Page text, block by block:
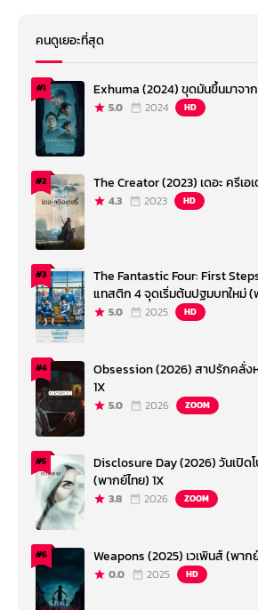
คนดูเยอะที่สุด
#1 Exhuma (2024) ขุดมันขึ้นมาจา
5.0 2024 HD
#2 The Creator (2023) เดอะ ครีเอ
4.3 2023 HD
#3
The Fantastic Four: First
แทสติก 4 จุดเริ่มต้นปฐมบทใหม่ (
5.0 2025 HD
#4
Obsession (2026) สาปรักคลั่ง
1X
5.0 2026 ZOOM
#5
Disclosure Day (2026) วันเปิด
(พากย์ไทย) 1X
3.8 2026 ZOOM
#6 Weapons (2025) เวเพินส์ (พาก
0.0 2025 HD